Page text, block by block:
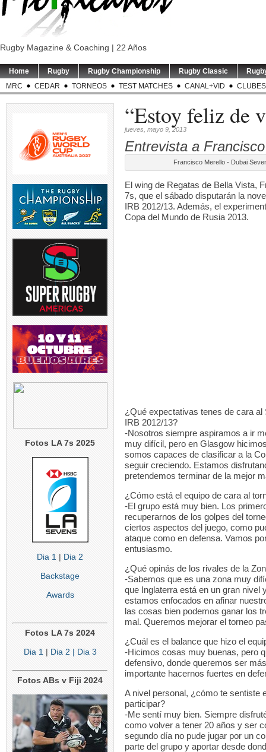
Rugby Magazine & Coaching | 22 Años
Home Rugby Rugby Championship Rugby Classic
MRC
CEDAR TORNEOS TEST MATCHES CANAL+VID CLUBES
Fotos LA 7s 2025
Dia 1 | Dia 2
Backstage
Awards
Fotos LA 7s 2024
Dia 1 | Dia 2 | Dia 3
Fotos ABs v Fiji 2024
“Estoy feliz de
jueves, mayo 9, 2013
Entrevista a
Francisco Merello - Dubai
El wing de Regatas de Bella Vista,
7s, que el sábado disputarán la
IRB 2012/13. Además, el
Copa del Mundo de Rusia 2013.
¿Qué expectativas tenes de cara
IRB 2012/13?
-Nosotros siempre aspiramos a ir
muy difícil, pero en Glasgow
somos capaces de clasificar a la
seguir creciendo. Estamos
pretendemos terminar de la mejor
¿Cómo está el equipo de cara al
-El grupo está muy bien. Los
recuperarnos de los golpes del
ciertos aspectos del juego, como
ataque como en defensa. Vamos
entusiasmo.
¿Qué opinás de los rivales de la
-Sabemos que es una zona muy
que Inglaterra está en un gran
estamos enfocados en afinar
las cosas bien podemos ganar los
mal. Queremos mejorar el torneo
¿Cuál es el balance que hizo el
-Hicimos cosas muy buenas, pero
defensivo, donde queremos ser
importante hacernos fuertes en
A nivel personal, ¿cómo te sentiste
participar?
-Me sentí muy bien. Siempre
como volver a tener 20 años y ser
segundo día no pude jugar por un
parte del grupo y aportar desde
TEST MATCH | ARG v RSA |
5 0
USA v ARGENTINA XV | El
entrenador de Argentina
5
TORNEO DEL INTERIOR |
Este sábado se disputó la...
6 0
1